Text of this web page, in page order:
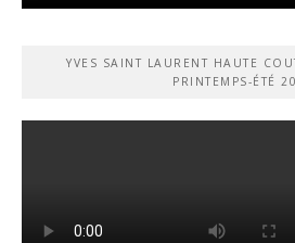
YVES SAINT LAURENT HAUTE
PRINTEMPS-ÉTÉ